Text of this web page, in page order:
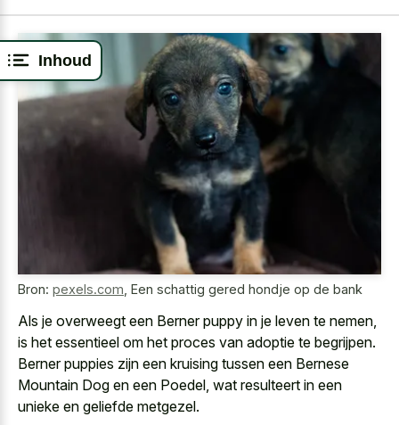
Inhoud
Bron: pexels.com Een schattig gered hondje op de bank
Als je overweegt een Berner puppy in je leven te nemen,
is het essentieel om het proces van adoptie te begrijpen.
Berner puppies zijn een kruising tussen een Bernese
Mountain Dog en een Poedel, wat resulteert in een
unieke en geliefde metgezel.